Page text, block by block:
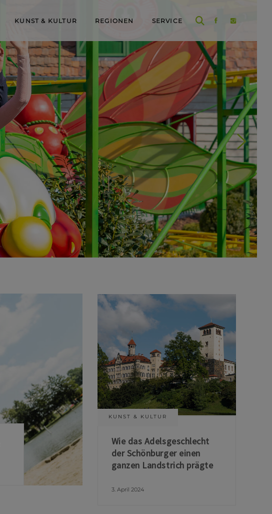
KUNST & KULTUR REGIONEN SERVICE
KUNST & KULTUR
Wie das Adelsgeschlecht
der Schönburger einen
ganzen Landstrich prägte
3. April 2024